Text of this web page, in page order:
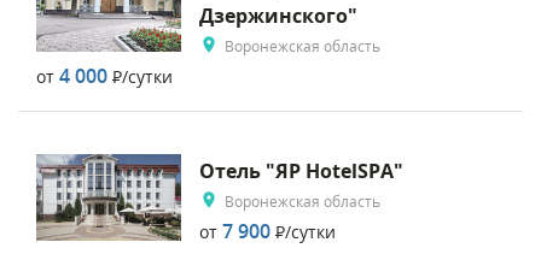
Дзержинского"
Воронежская область
от 4 000 Р/сутки
Отель "ЯР HotelSPA"
Воронежская область
от 7 900 Р/сутки